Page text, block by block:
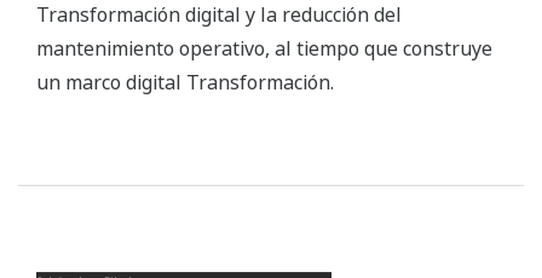
Transformación digital y la reducción del
mantenimiento operativo, al tiempo que construye
un marco digital Transformación.